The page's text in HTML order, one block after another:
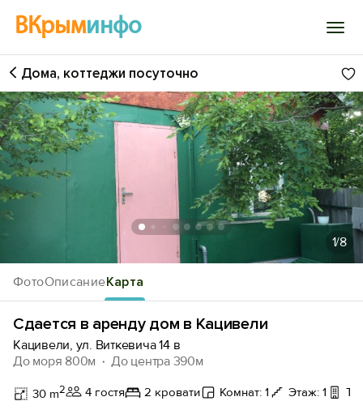
ВКрыминфо
Войти
Избранное
История просмотра
Добавить свой объект
ФотоОписаниеКарта
Дома, коттеджи посуточно
1/8
Сдается в аренду дом в Кацивели
Кацивели, ул. Виткевича 14 в
До моря 800м
До центра 390м
30 m2 4 гостя 2 кровати Комнат: 1 Этаж: 1